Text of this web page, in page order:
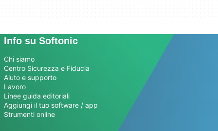
Info su Softonic
Chi siamo
Centro Sicurezza e Fiducia
Aiuto e supporto
Lavoro
Linee guida editoriali
Aggiungi il tuo software / app
Strumenti online